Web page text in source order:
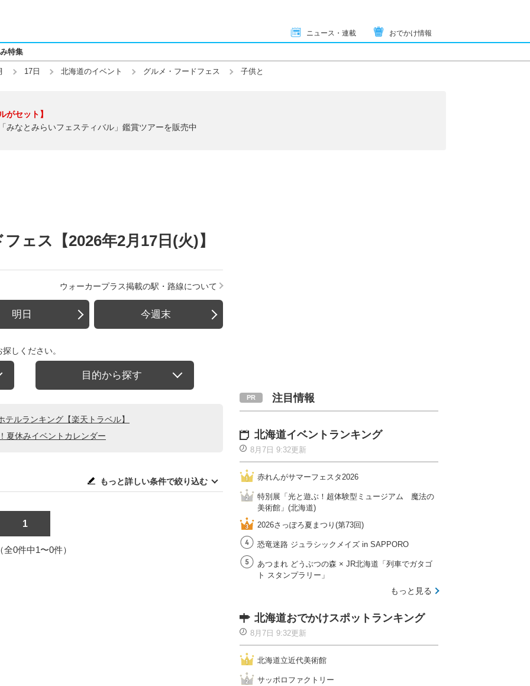
ニュース・連載 おでかけ情報
特集
17日 北海道のイベント グルメ・フードフェス 子供と
がセット】
みなとみらいフェスティバル」鑑賞ツアーを販売中
ェス【2026年2月17日(火)】
ウォーカープラス掲載の駅・路線について
明日 今週末
しください。
目的から探す
ルランキング【楽天トラベル】
夏休みイベントカレンダー
もっと詳しい条件で絞り込む
1
全0件中1〜0件）
注目情報
北海道イベントランキング
8月7日 9:32更新
赤れんがサマーフェスタ2026
特別展「光と遊ぶ！超体験型ミュージアム 魔法の
美術館」(北海道)
2026さっぽろ夏まつり(第73回)
恐竜迷路 ジュラシックメイズ in SAPPORO
あつまれ どうぶつの森 × JR北海道「列車でガタゴ
ト スタンプラリー」
もっと見る
北海道おでかけスポットランキング
8月7日 9:32更新
北海道立近代美術館
サッポロファクトリー